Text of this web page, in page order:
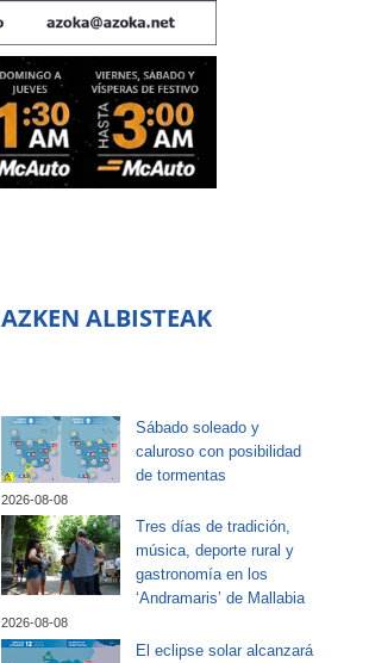
AZKEN ALBISTEAK
Sábado soleado y
caluroso con posibilidad
de tormentas
2026-08-08
Tres días de tradición,
música, deporte rural y
gastronomía en los
‘Andramaris’ de Mallabia
2026-08-08
El eclipse solar alcanzará